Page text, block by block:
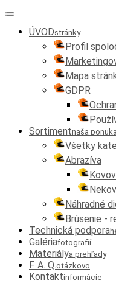
ÚVODstránky
Profil
Mapa
GDPR
Sortimentnaša ponuka
Všetky
Abrazíva
Náhradné
Brúsenie -
Technická podpora
Galériafotografií
Materiálya prehľady
F. A. Q.otázkovo
Kontaktinformácie